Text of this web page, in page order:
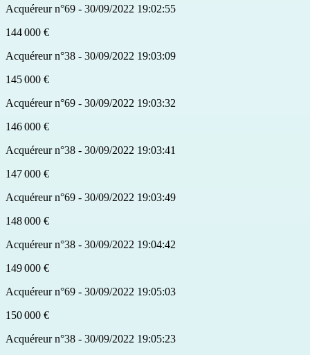
Acquéreur n°69 - 30/09/2022 19:02:55
144 000 €
Acquéreur n°38 - 30/09/2022 19:03:09
145 000 €
Acquéreur n°69 - 30/09/2022 19:03:32
146 000 €
Acquéreur n°38 - 30/09/2022 19:03:41
147 000 €
Acquéreur n°69 - 30/09/2022 19:03:49
148 000 €
Acquéreur n°38 - 30/09/2022 19:04:42
149 000 €
Acquéreur n°69 - 30/09/2022 19:05:03
150 000 €
Acquéreur n°38 - 30/09/2022 19:05:23